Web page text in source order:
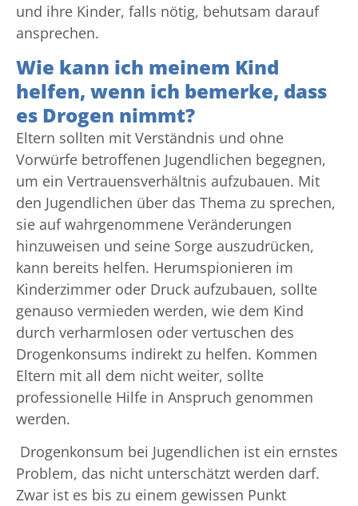
und ihre Kinder, falls nötig, behutsam darauf
ansprechen.
Wie kann ich meinem Kind
helfen, wenn ich bemerke, dass
es Drogen nimmt?
Eltern sollten mit Verständnis und ohne
Vorwürfe betroffenen Jugendlichen begegnen,
um ein Vertrauensverhältnis aufzubauen. Mit
den Jugendlichen über das Thema zu sprechen,
sie auf wahrgenommene Veränderungen
hinzuweisen und seine Sorge auszudrücken,
kann bereits helfen. Herumspionieren im
Kinderzimmer oder Druck aufzubauen, sollte
genauso vermieden werden, wie dem Kind
durch verharmlosen oder vertuschen des
Drogenkonsums indirekt zu helfen. Kommen
Eltern mit all dem nicht weiter, sollte
professionelle Hilfe in Anspruch genommen
werden.
Drogenkonsum bei Jugendlichen ist ein ernstes
Problem, das nicht unterschätzt werden darf.
Zwar ist es bis zu einem gewissen Punkt